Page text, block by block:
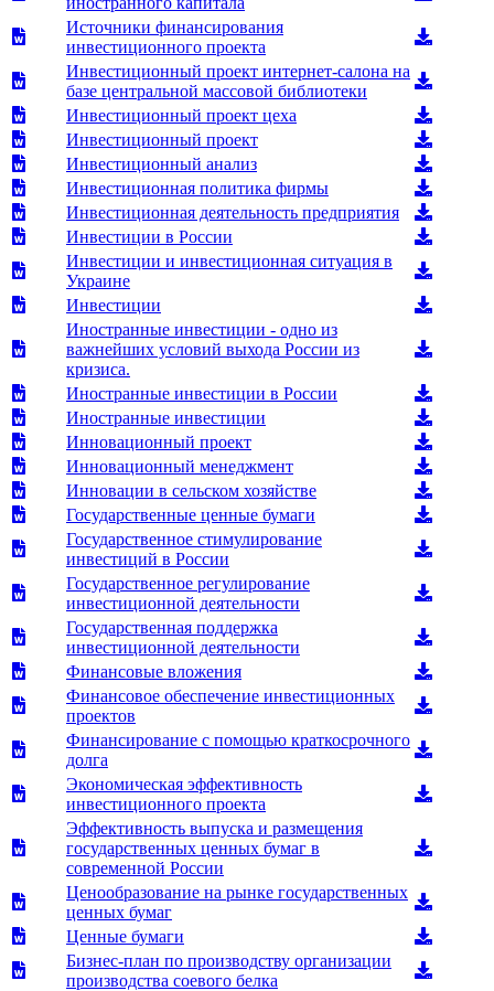
Источники финансирования
инвестиционного проекта
Инвестиционный проект интернет-салона на
базе центральной массовой библиотеки
Инвестиционный проект цеха
Инвестиционный проект
Инвестиционный анализ
Инвестиционная политика фирмы
Инвестиционная деятельность предприятия
Инвестиции в России
Инвестиции и инвестиционная ситуация в
Украине
Инвестиции
Иностранные инвестиции - одно из
важнейших условий выхода России из
кризиса.
Иностранные инвестиции в России
Иностранные инвестиции
Инновационный проект
Инновационный менеджмент
Инновации в сельском хозяйстве
Государственные ценные бумаги
Государственное стимулирование
инвестиций в России
Государственное регулирование
инвестиционной деятельности
Государственная поддержка
инвестиционной деятельности
Финансовые вложения
Финансовое обеспечение инвестиционных
проектов
Финансирование с помощью краткосрочного
долга
Экономическая эффективность
инвестиционного проекта
Эффективность выпуска и размещения
государственных ценных бумаг в
современной России
Ценообразование на рынке государственных
ценных бумаг
Ценные бумаги
Бизнес-план по производству организации
производства соевого белка